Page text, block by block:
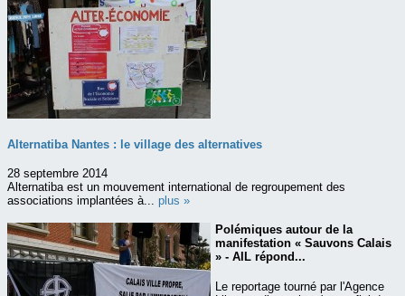
Alternatiba Nantes : le village des alternatives
28 septembre 2014
Alternatiba est un mouvement international de regroupement des
associations implantées à... plus »
Polémiques autour de la
manifestation « Sauvons Calais
» - AIL répond...
Le reportage tourné par l'Agence